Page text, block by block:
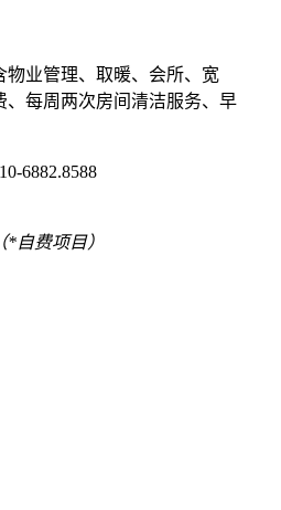
业管理、取暖、会所、宽
每周两次房间清洁服务、早
6882.8588
（*自费项目）